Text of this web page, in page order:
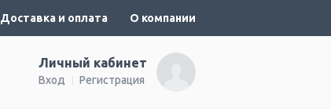
Доставка и оплата О компании
Личный кабинет
Вход Регистрация